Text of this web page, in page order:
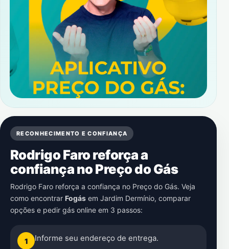
RECONHECIMENTO E CONFIANÇA
Rodrigo Faro reforça a
confiança no Preço do Gás
Rodrigo Faro reforça a confiança no Preço do Gás. Veja
como encontrar Fogás em Jardim Dermínio, comparar
opções e pedir gás online em 3 passos:
1 Informe seu endereço de entrega.